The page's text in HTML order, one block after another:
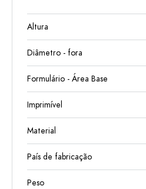
Altura
Diâmetro - fora
Formulário - Área Base
Imprimível
Material
País de fabricação
Peso